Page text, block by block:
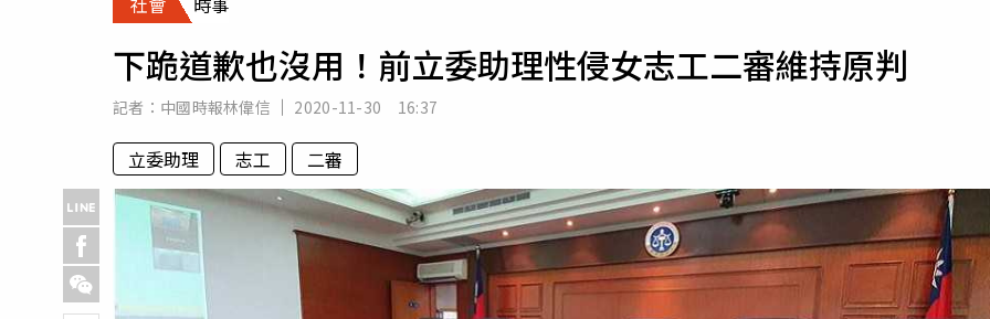
專欄
房產新勢力
運勢
下跪道歉也沒用！前立委助理性侵女志工二審維持原判
記者： 中國時報林偉信 2020-11-30 16:37
立委助理 志工 二審